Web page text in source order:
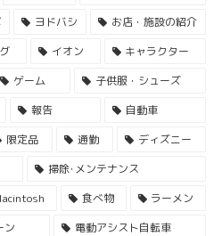
ヨドバシ
お店・施設の紹介
イオン
キャラクター
ゲーム
子供服・シューズ
報告
自動車
限定品 通勤
ディズニー
掃除･メンテナンス
食べ物
ラーメン
ン
電動アシスト自転車